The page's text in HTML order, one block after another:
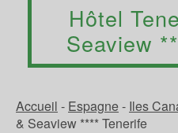
Hôtel
Seaview
Accueil - Espagne- Iles
& Seaview **** Tenerife